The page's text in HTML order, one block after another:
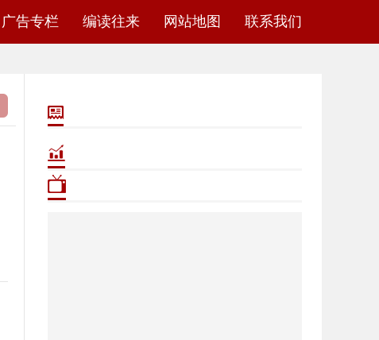
广告专栏 编读往来 网站地图 联系我们